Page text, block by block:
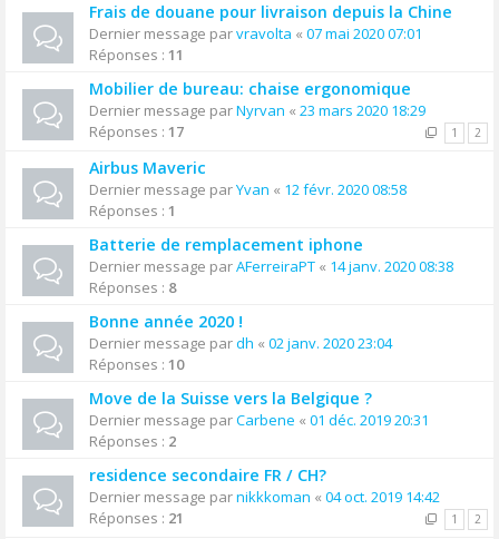
Frais de douane pour livraison depuis la Chine
Dernier message parvravolta « 07 mai 2020 07:01
Réponses : 11
Mobilier de bureau: chaise ergonomique
Dernier message parNyrvan « 23 mars 2020 18:29
Réponses : 17 1 2
Airbus Maveric
Dernier message parYvan « 12 févr. 2020 08:58
Réponses : 1
Batterie de remplacement iphone
Dernier message parAFerreiraPT « 14 janv. 2020 08:38
Réponses : 8
Bonne année 2020 !
Dernier message pardh « 02 janv. 2020 23:04
Réponses : 10
Move de la Suisse vers la Belgique ?
Dernier message parCarbene « 01 déc. 2019 20:31
Réponses : 2
residence secondaire FR / CH?
Dernier message parnikkkoman « 04 oct. 2019 14:42
Réponses : 21 1 2